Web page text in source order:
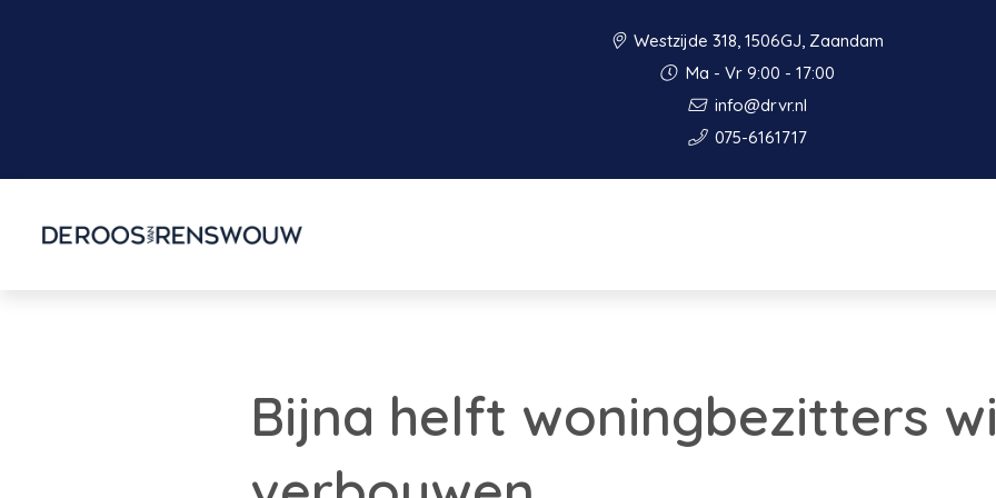
Westzijde 318, 1506GJ, Zaandam
Ma - Vr 9:00 - 17:00
info@drvr.nl
075-6161717
Bijna helft woningbezitters